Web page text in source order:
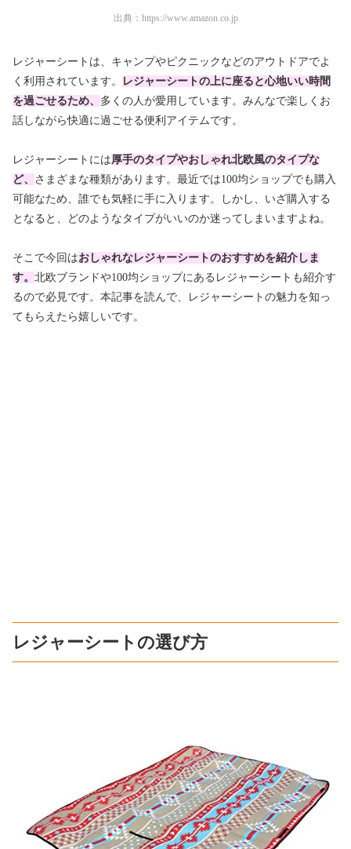
出典： https://www.amazon.co.jp
レジャーシートは、キャンプやピクニックなどのアウトドアでよ
く利用されています。
レジャーシートの上に座ると心地いい時間
を過ごせるため、 多くの人が愛用しています。みんなで楽しくお
話しながら快適に過ごせる便利アイテムです。
レジャーシートには厚手のタイプやおしゃれ北欧風のタイプな
ど、 さまざまな種類があります。最近では100均ショップでも購入
可能なため、誰でも気軽に手に入ります。しかし、いざ購入する
となると、どのようなタイプがいいのか迷ってしまいますよね。
そこで今回はおしゃれなレジャーシートのおすすめを紹介しま
す。 北欧ブランドや100均ショップにあるレジャーシートも紹介す
るので必見です。本記事を読んで、レジャーシートの魅力を知っ
てもらえたら嬉しいです。
レジャーシートの選び方